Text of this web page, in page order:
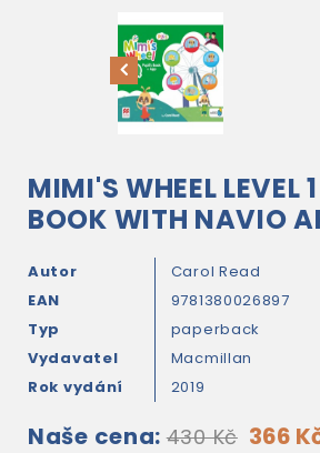
MIMI'S WHEEL LEVEL
BOOK WITH NAVIO
Autor
Carol Read
EAN
9781380026897
Typ
paperback
Vydavatel
Macmillan
Rok vydání
2019
Naše cena: 430 Kč 366